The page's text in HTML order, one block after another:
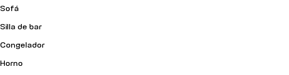
Sofá
Silla de bar
Congelador
Horno